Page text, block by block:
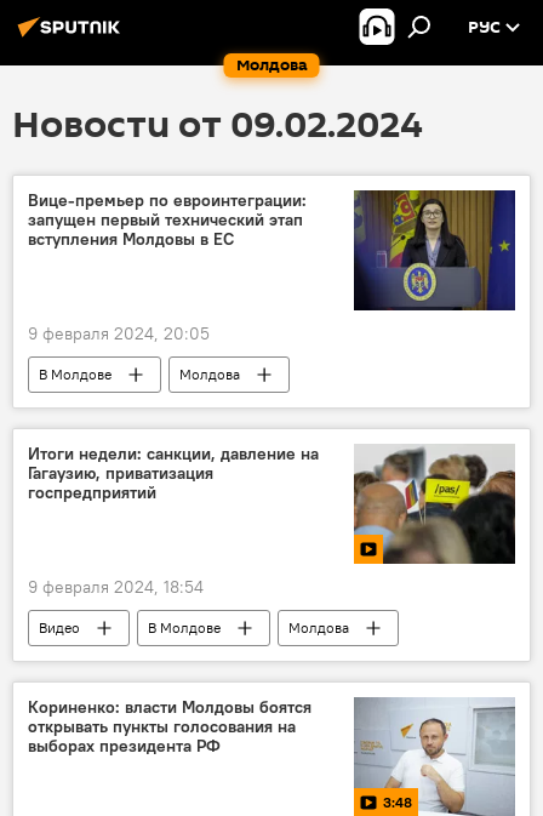
Молдова
РУС
Новости от 09.02.2024
Вице-премьер по евроинтеграции:
запущен первый технический этап
вступления Молдовы в ЕС
9 февраля 2024, 20:05
В Молдове
Молдова
евроинтеграция
Кристина Герасимов
Итоги недели: санкции, давление на
Гагаузию, приватизация
госпредприятий
9 февраля 2024, 18:54
Видео В Молдове
Молдова
Итоги недели
Кориненко: власти Молдовы боятся
открывать пункты голосования на
выборах президента РФ
3:48